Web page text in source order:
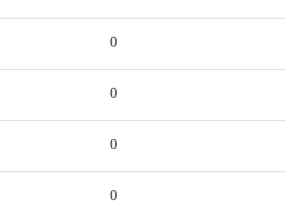
0
0
0
0